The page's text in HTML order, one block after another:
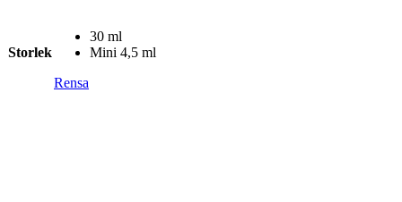
Storlek
30 ml
Mini 4,5 ml
Rensa